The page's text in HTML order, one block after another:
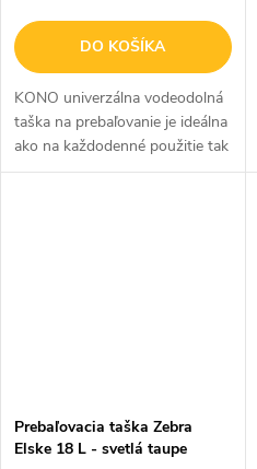
DO KOŠÍKA
KONO univerzálna vodeodolná
taška na prebaľovanie je ideálna
ako na každodenné použitie tak
aj na cestovanie či výlety. Táto
Prebaľovacia taška Zebra
Elske 18 L - svetlá taupe